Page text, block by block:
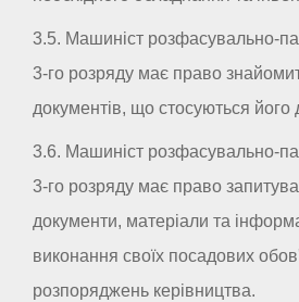
3.5. Машиніст розфасувально-
3-го розряду має право
документів, що стосуються його
3.6. Машиніст розфасувально-
3-го розряду має право
документи, матеріали та
виконання своїх посадових
розпоряджень керівництва.